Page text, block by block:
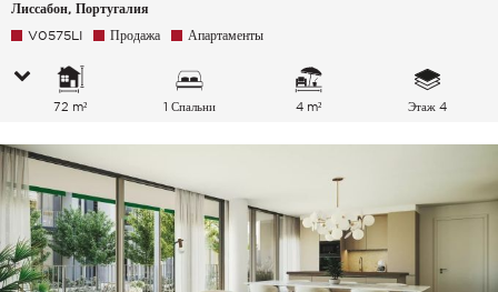
Лиссабон, Португалия
V0575LI Продажа Апартаменты
72 m² 1 Спальни 4 m² Этаж 4